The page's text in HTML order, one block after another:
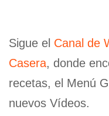
Sigue el Canal de
Casera, donde
recetas, el Menú
nuevos Vídeos.